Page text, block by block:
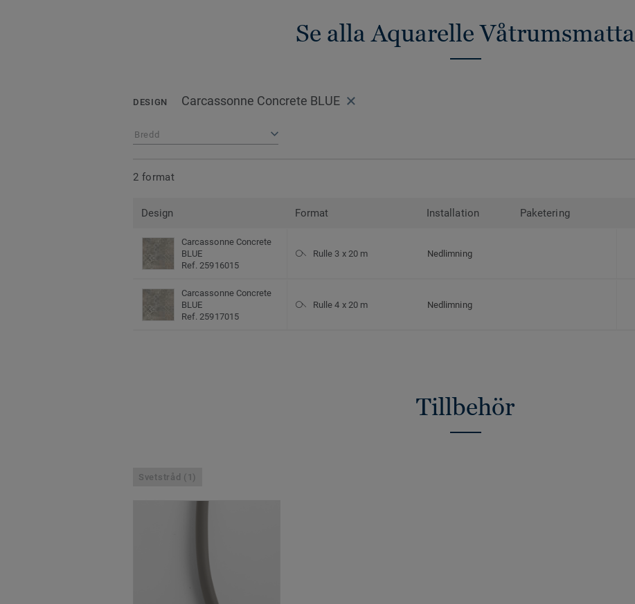
Se alla Aquarelle Våtrumsmatta
DESIGN Carcassonne Concrete BLUE
Bredd
2 format
Design Format Installation Paketering
Carcassonne Concrete
BLUE
Ref. 25916015
Rulle 3 x 20 m Nedlimning
Carcassonne Concrete
BLUE
Ref. 25917015
Rulle 4 x 20 m Nedlimning
Tillbehör
Svetstråd (1)